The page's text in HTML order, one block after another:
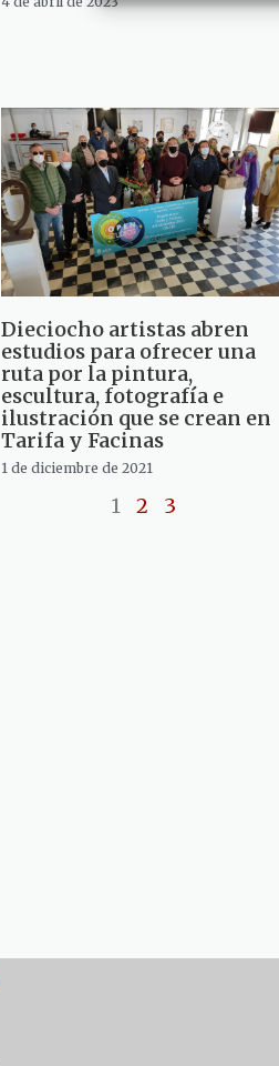
Dieciocho artistas abren
estudios para ofrecer una
ruta por la pintura,
escultura, fotografía e
ilustración que se crean en
Tarifa y Facinas
1 de diciembre de 2021
1 2 3